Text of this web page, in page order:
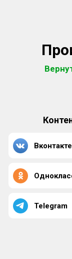
Вконтакте
Telegram